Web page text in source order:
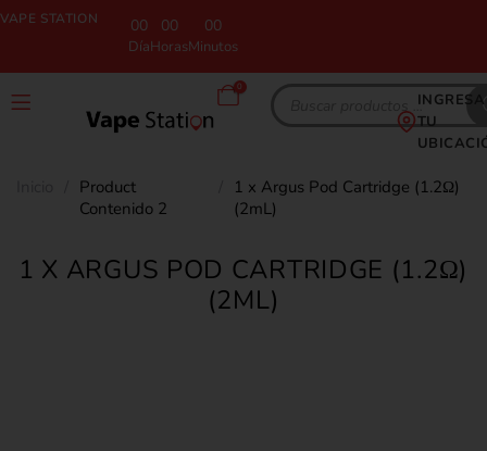
VAPE STATION 00
Día
00
Horas
00
Minutos
0
INGRESA
TU
Product
Contenido 2
1 x Argus Pod Cartridge (1.2Ω)
(2mL)
1 X ARGUS POD CARTRIDGE (1.2Ω)
(2ML)